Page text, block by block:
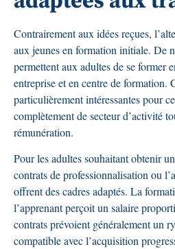
Contrairement aux idées reçues,
aux jeunes en formation initiale. De
permettent aux adultes de se former
entreprise et en centre de formation.
particulièrement intéressantes pour
complètement de secteur d’activité
rémunération.
Pour les adultes souhaitant obtenir
contrats de professionnalisation ou
offrent des cadres adaptés. La
l’apprenant perçoit un salaire
contrats prévoient généralement un
compatible avec l’acquisition